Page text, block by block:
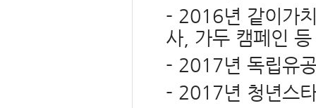
- 2016년 같이가
사, 가두 캠페인 등
- 2017년 독립유
- 2017년 청년스